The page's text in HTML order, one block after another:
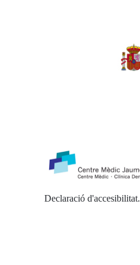
Declaració d'accesibilitat.